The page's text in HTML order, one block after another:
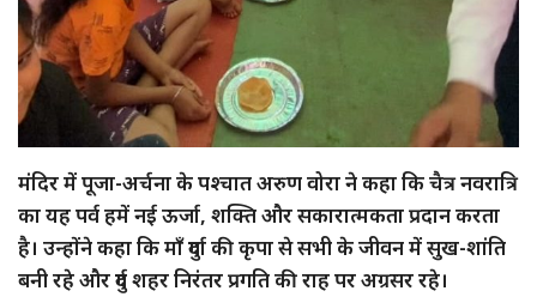
मंदिर में पूजा-अर्चना के पश्चात अरुण वोरा ने कहा कि चैत्र नवरात्रि
का यह पर्व हमें नई ऊर्जा, शक्ति और सकारात्मकता प्रदान करता
है। उन्होंने कहा कि माँ दुर्गा की कृपा से सभी के जीवन में सुख-शांति
बनी रहे और दुर्ग शहर निरंतर प्रगति की राह पर अग्रसर रहे।